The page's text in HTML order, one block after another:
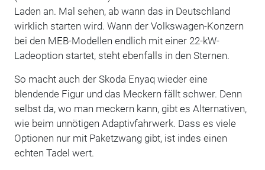
Laden an. Mal sehen, ab wann das in Deutschland
wirklich starten wird. Wann der Volkswagen-Konzern
bei den MEB-Modellen endlich mit einer 22-kW-
Ladeoption startet, steht ebenfalls in den Sternen.
So macht auch der Skoda Enyaq wieder eine
blendende Figur und das Meckern fällt schwer. Denn
selbst da, wo man meckern kann, gibt es Alternativen,
wie beim unnötigen Adaptivfahrwerk. Dass es viele
Optionen nur mit Paketzwang gibt, ist indes einen
echten Tadel wert.